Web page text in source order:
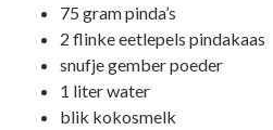
75 gram pinda’s
2 flinke eetlepels pindakaas
snufje gember poeder
1 liter water
blik kokosmelk